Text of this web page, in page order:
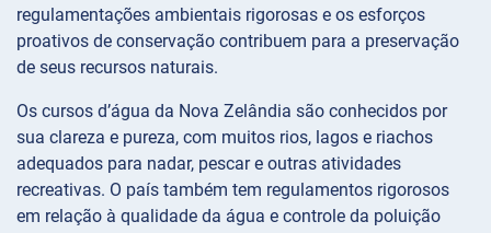
regulamentações ambientais rigorosas e os esforços
proativos de conservação contribuem para a preservação
de seus recursos naturais.
Os cursos d’água da Nova Zelândia são conhecidos por
sua clareza e pureza, com muitos rios, lagos e riachos
adequados para nadar, pescar e outras atividades
recreativas. O país também tem regulamentos rigorosos
em relação à qualidade da água e controle da poluição